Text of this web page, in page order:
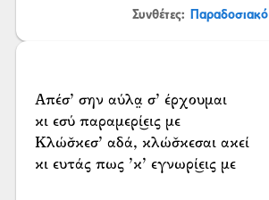
Συνθέτες: Παραδοσιακό
Απέσ’ σην αύλα̤ σ’ έρχουμαι
κι εσύ παραμερί͜εις με
Κλώσ̌κεσ’ αδά, κλώσ̌κεσαι ακεί
κι ευτάς πως ’κ’ εγνωρί͜εις με